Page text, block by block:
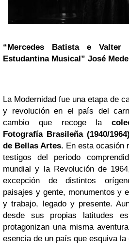
“Mercedes Batista e Valter
Estudantina Musical” José
La Modernidad fue una etapa de
y revolución en el país del
cambio que recoge la
Fotografía Brasileña (1940/
de Bellas Artes. En esta ocasión
testigos del periodo
mundial y la Revolución de
excepción de distintos
paisajes y gente, monumentos y
y trabajo, legado y presente.
desde sus propias latitudes
protagonizan una misma
esencia de un país que esquiva la